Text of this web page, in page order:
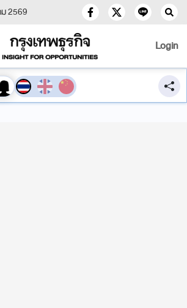
2569
Login
บเสียงอ่าน